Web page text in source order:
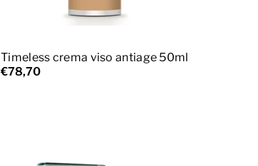
Timeless crema viso antiage 50ml
€78,70
Aggiungi al carrello